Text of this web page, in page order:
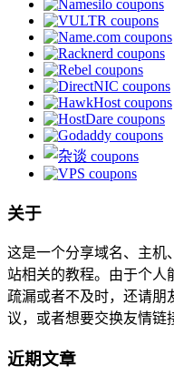
关于
这是一个分享域名、主机
站相关的教程。由于个人
疏漏或者不及时，还请朋
议，或者想要交换友情链
近期文章